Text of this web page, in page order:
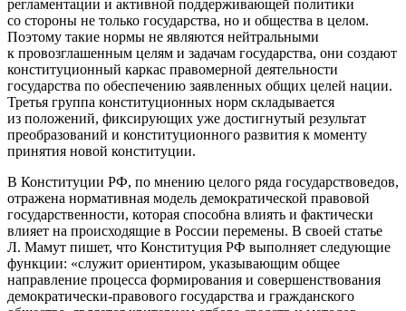
регламентации и активной поддерживающей политики
со стороны не только государства, но и общества в целом.
Поэтому такие нормы не являются нейтральными
к провозглашенным целям и задачам государства, они создают
конституционный каркас правомерной деятельности
государства по обеспечению заявленных общих целей нации.
Третья группа конституционных норм складывается
из положений, фиксирующих уже достигнутый результат
преобразований и конституционного развития к моменту
принятия новой конституции.
В Конституции РФ, по мнению целого ряда государствоведов,
отражена нормативная модель демократической правовой
государственности, которая способна влиять и фактически
влияет на происходящие в России перемены. В своей статье
Л. Мамут пишет, что Конституция РФ выполняет следующие
функции: «служит ориентиром, указывающим общее
направление процесса формирования и совершенствования
демократически-правового государства и гражданского